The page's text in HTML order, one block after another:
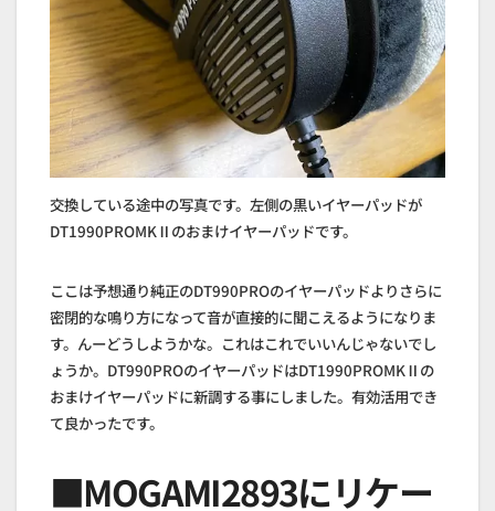
交換している途中の写真です。左側の黒いイヤーパッドが
DT1990PROMKⅡのおまけイヤーパッドです。
ここは予想通り純正のDT990PROのイヤーパッドよりさらに
密閉的な鳴り方になって音が直接的に聞こえるようになりま
す。んーどうしようかな。これはこれでいいんじゃないでし
ょうか。DT990PROのイヤーパッドはDT1990PROMKⅡの
おまけイヤーパッドに新調する事にしました。有効活用でき
て良かったです。
■MOGAMI2893にリケー